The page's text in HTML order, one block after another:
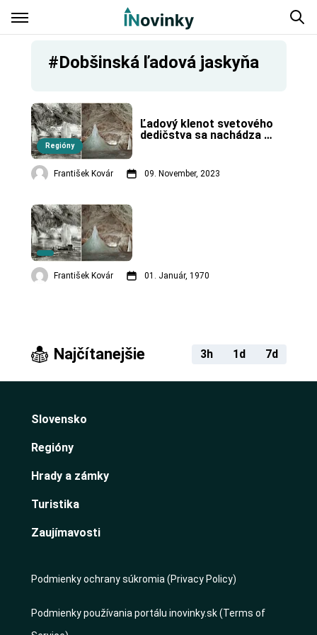
#Dobšinská ľadová jaskyňa
Regióny
Ľadový klenot svetového
dedičstva sa nachádza
František Kovár 09. November, 2023
František Kovár 01. Január, 1970
Najčítanejšie 3h 1d 7d
Slovensko
Regióny
Hrady a zámky
Turistika
Zaujímavosti
Podmienky ochrany súkromia (Privacy Policy)
Podmienky používania portálu inovinky.sk (Terms of